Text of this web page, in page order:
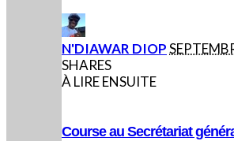
POSTED
BY
N'DIAWAR DIOP
SHARES
À LIRE ENSUITE
Course au Secrétariat